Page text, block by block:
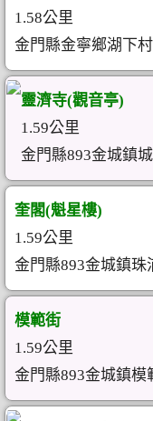
1.58公里
金門縣金寧鄉湖下
靈濟寺(觀音亭)
1.59公里
金門縣893金城鎮
奎閣(魁星樓)
1.59公里
金門縣893金城鎮珠
模範街
1.59公里
金門縣893金城鎮模